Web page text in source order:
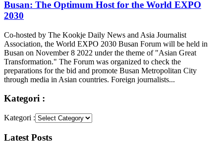
Busan: The Optimum Host for the World EXPO
2030
Co-hosted by The Kookje Daily News and Asia Journalist
Association, the World EXPO 2030 Busan Forum will be held in
Busan on November 8 2022 under the theme of "Asian Great
Transformation." The Forum was organized to check the
preparations for the bid and promote Busan Metropolitan City
through media in Asian countries. Foreign journalists...
Kategori :
Kategori :
Latest Posts